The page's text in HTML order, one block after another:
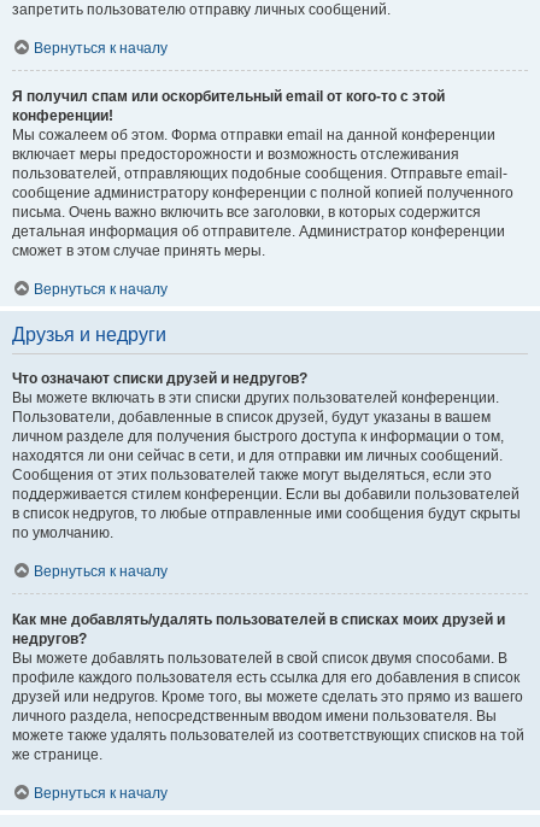
запретить пользователю отправку личных сообщений.
Вернуться к началу
Я получил спам или оскорбительный email от кого-то с этой
конференции!
Мы сожалеем об этом. Форма отправки email на данной конференции
включает меры предосторожности и возможность отслеживания
пользователей, отправляющих подобные сообщения. Отправьте email-
сообщение администратору конференции с полной копией полученного
письма. Очень важно включить все заголовки, в которых содержится
детальная информация об отправителе. Администратор конференции
сможет в этом случае принять меры.
Вернуться к началу
Друзья и недруги
Что означают списки друзей и недругов?
Вы можете включать в эти списки других пользователей конференции.
Пользователи, добавленные в список друзей, будут указаны в вашем
личном разделе для получения быстрого доступа к информации о том,
находятся ли они сейчас в сети, и для отправки им личных сообщений.
Сообщения от этих пользователей также могут выделяться, если это
поддерживается стилем конференции. Если вы добавили пользователей
в список недругов, то любые отправленные ими сообщения будут скрыты
по умолчанию.
Вернуться к началу
Как мне добавлять/удалять пользователей в списках моих друзей и
недругов?
Вы можете добавлять пользователей в свой список двумя способами. В
профиле каждого пользователя есть ссылка для его добавления в список
друзей или недругов. Кроме того, вы можете сделать это прямо из вашего
личного раздела, непосредственным вводом имени пользователя. Вы
можете также удалять пользователей из соответствующих списков на той
же странице.
Вернуться к началу